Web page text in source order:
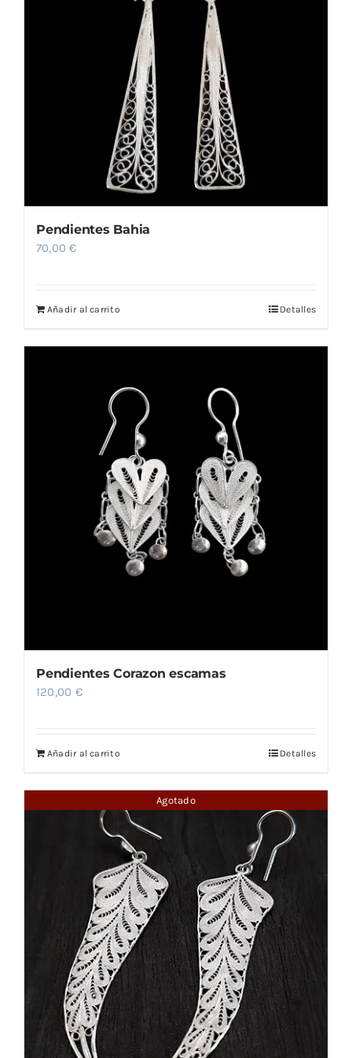
Pendientes Bahia
70,00€
Añadir al carrito Detalles
Pendientes Corazon escamas
120,00 €
Añadir al carrito Detalles
Agotado